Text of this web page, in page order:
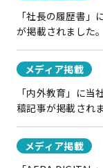
「社長の履歴書
が掲載されました。
メディア掲載
「内外教育」に
稿記事が掲載され
メディア掲載